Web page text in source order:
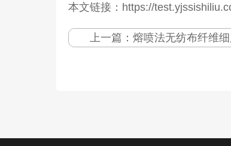
本文链接：https://
上一篇： 熔喷法无纺布纤维细